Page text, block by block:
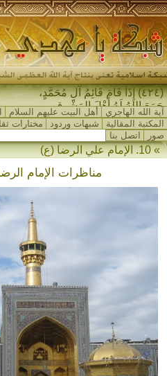
(٤٢٤) إِذَا قَامَ قَائِمُ آلِ مُحَمَّدٍ،
جَمَعَ اللهُ لَهُ أَهْلَ المَشْرِقِ وَأَ_
آية الله الهاجري أهل البيت عليهم السلام
المكتبة المقالية
شبهات وردود مختارات
صور
اتصل بنا
» 10. الإمام علي الرضا (ع)
مناظرات الإمام